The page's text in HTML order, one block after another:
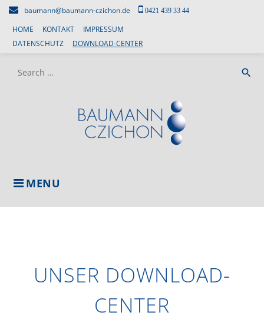
Skip
content
baumann@baumann-czichon.de 0421 439 33 44
HOME KONTAKT
IMPRESSUM
DATENSCHUTZ
DOWNLOAD-CENTER
MENU
Search
search
UNSER DOWNLOAD-
CENTER